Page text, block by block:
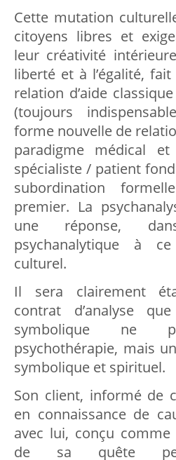
Cette mutation
citoyens libres et
leur créativité
liberté et à l’égalité,
relation d’aide
(toujours
forme nouvelle de
paradigme médical
spécialiste / patient
subordination
premier. La
une réponse,
psychanalytique à
culturel.
Il sera clairement
contrat d’analyse
symbolique ne
psychothérapie, mais
symbolique et spirituel.
Son client, informé de
en connaissance de
avec lui, conçu comme
de sa quête